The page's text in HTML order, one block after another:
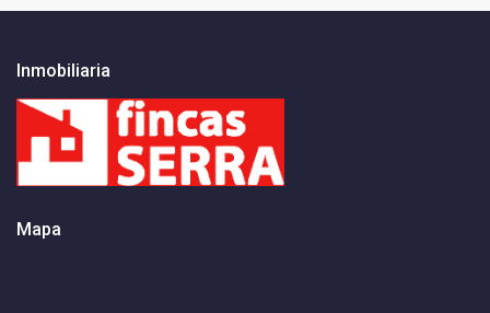
Inmobiliaria
Mapa